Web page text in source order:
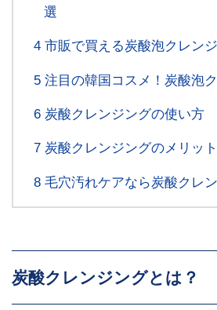
選
4市販で買える炭酸泡クレン
5注目の韓国コスメ！炭酸泡
6炭酸クレンジングの使い方
7炭酸クレンジングのメリッ
8毛穴汚れケアなら炭酸クレ
炭酸クレンジングとは？